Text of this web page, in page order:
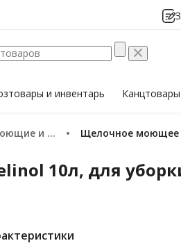
и инвентарь Канцтовары
средства Щелочное
10л, для